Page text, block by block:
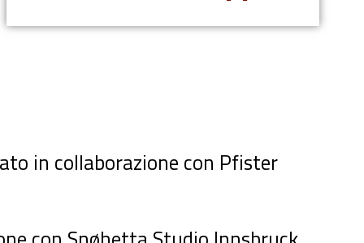
in collaborazione con Pfister